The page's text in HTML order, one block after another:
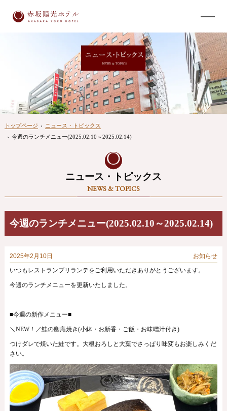
トップページ ›
ニュース・トピックス
› 今週のランチメニュー(2025.02.10～2025.02.14)
ニュース・トピックス
NEWS & TOPICS
今週のランチメニュー(2025.02.10～2025.02.14)
2025年2月10日
お知らせ
いつもレストランブリランテをご利用いただきありがとうございます。
今週のランチメニューを更新いたしました。
■今週の新作メニュー■
＼NEW！／鮭の幽庵焼き(小鉢・お新香・ご飯・お味噌汁付き)
つけダレで焼いた鮭です。大根おろしと大葉でさっぱり味変もお楽しみくだ
さい。